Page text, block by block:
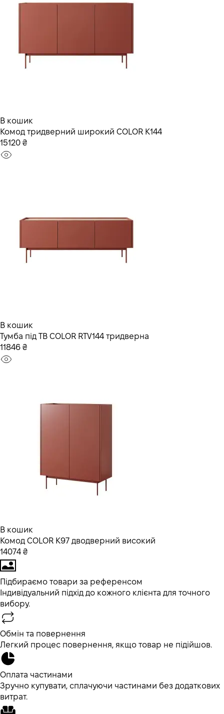
В кошик
Комод тридверний широкий COLOR K144
15120 ₴
В кошик
Тумба під ТВ COLOR RTV144 тридверна
11846 ₴
В кошик
Комод COLOR K97 дводверний високий
14074 ₴
Підбираємо товари за референсом
Індивідуальний підхід до кожного клієнта для точного
вибору.
Обмін та повернення
Легкий процес повернення, якщо товар не підійшов.
Оплата частинами
Зручно купувати, сплачуючи частинами без додаткових
витрат.